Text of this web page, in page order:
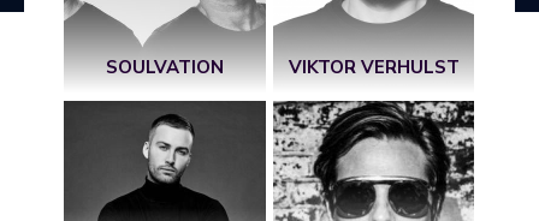
SOULVATION VIKTOR VERHULST